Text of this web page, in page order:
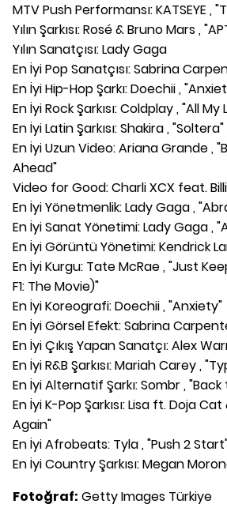
MTV Push Performansı: KATSEYE ,
Yılın Şarkısı: Rosé & Bruno Mars ,
Yılın Sanatçısı: Lady Gaga
En İyi Pop Sanatçısı: Sabrina
En İyi Hip-Hop Şarkı: Doechii ,
En İyi Rock Şarkısı: Coldplay , "All My
En İyi Latin Şarkısı: Shakira , "Soltera"
En İyi Uzun Video: Ariana Grande ,
Ahead"
Video for Good: Charli XCX feat.
En İyi Yönetmenlik: Lady Gaga ,
En İyi Sanat Yönetimi: Lady Gaga ,
En İyi Görüntü Yönetimi: Kendrick
En İyi Kurgu: Tate McRae , "Just
F1: The Movie)"
En İyi Koreografi: Doechii , "Anxiety"
En İyi Görsel Efekt: Sabrina
En İyi Çıkış Yapan Sanatçı: Alex
En İyi R&B Şarkısı: Mariah Carey ,
En İyi Alternatif Şarkı: Sombr ,
En İyi K-Pop Şarkısı: Lisa ft. Doja
Again"
En İyi Afrobeats: Tyla , "Push 2
En İyi Country Şarkısı: Megan
Fotoğraf: Getty Images Türkiye